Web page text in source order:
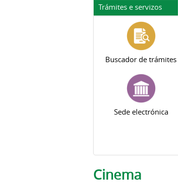
Trámites e servizos
Buscador de trámites
Sede electrónica
Cinema